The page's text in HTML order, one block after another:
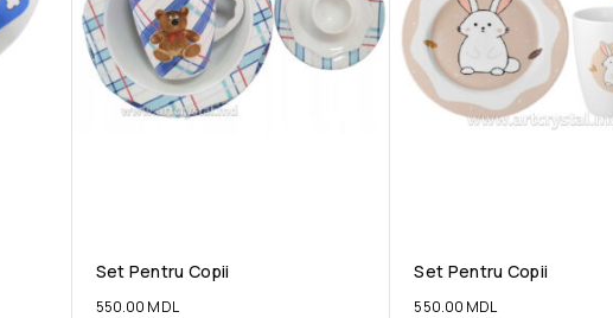
Set Pentru Copii
550.00 MDL
Set Pentru Copii
550.00 MDL